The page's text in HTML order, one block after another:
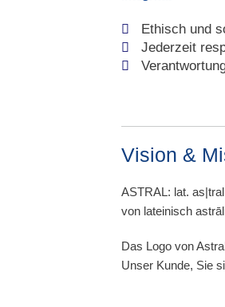
Ethisch und
Jederzeit
Vision &
ASTRAL: lat. as|tral
von lateinisch
Das Logo von
Unser Kunde, Sie